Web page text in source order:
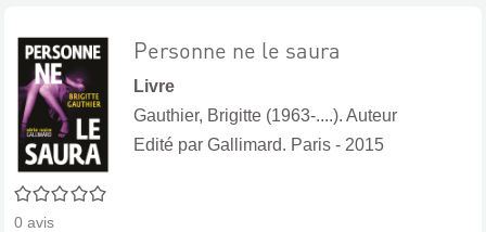
0/5
0 avis
Personne ne le saura
Livre
Gauthier, Brigitte (1963-....). Auteur
Edité par Gallimard. Paris - 2015